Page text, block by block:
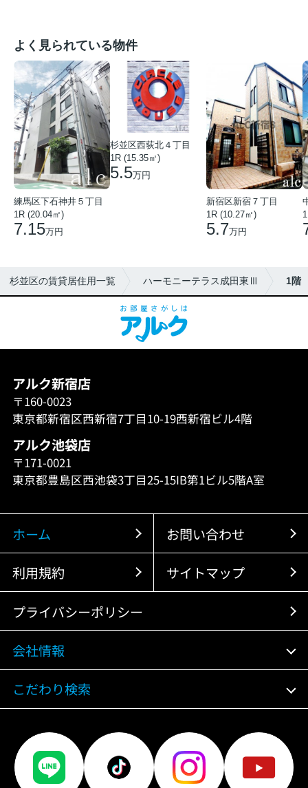
よく見られている物件
練馬区下石神井５丁目
1R (20.04㎡)
7.15万円
杉並区西荻北４丁目
1R (15.35㎡)
5.5万円
新宿区新宿７丁目
1R (10.27㎡)
5.7万円
杉並区の賃貸居住用一覧 ハーモニーテラス成田東Ⅲ 1階
アルク新宿店
〒160-0023
東京都新宿区西新宿7丁目10-19西新宿ビル4階
アルク池袋店
〒171-0021
東京都豊島区西池袋3丁目25-15IB第1ビル5階A室
ホーム お問い合わせ
利用規約 サイトマップ
プライバシーポリシー
会社情報
こだわり検索